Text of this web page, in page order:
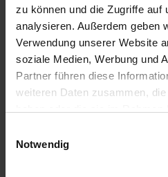
zu können und die Zugriffe auf
analysieren. Außerdem geben
Verwendung unserer Website
soziale Medien, Werbung und
Partner führen diese
weiteren Daten zusammen,
Notwendig
Black 57
Farrow &
Ball
De 9,26 €
Farrow &
Ball
De 9,26 €
White
Farrow
Ball
De